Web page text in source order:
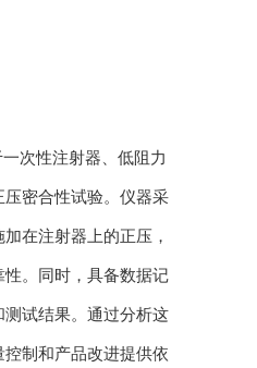
次性注射器、低阻力
密合性试验。仪器采
在注射器上的正压，
。同时，具备数据记
试结果。通过分析这
制和产品改进提供依